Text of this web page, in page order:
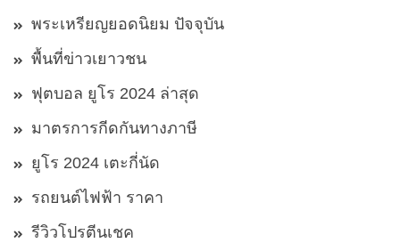
พระเหรียญยอดนิยม ปัจจุบัน
พื้นที่ข่าวเยาวชน
ฟุตบอล ยูโร 2024 ล่าสุด
มาตรการกีดกันทางภาษี
ยูโร 2024 เตะกี่นัด
รถยนต์ไฟฟ้า ราคา
รีวิวโปรตีนเชค